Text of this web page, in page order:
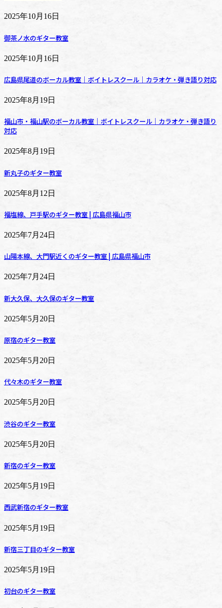
2025年10月16日
御茶ノ水のギター教室
2025年10月16日
広島県尾道のボーカル教室｜ボイトレスクール｜カラオケ・弾き語り対応
2025年8月19日
福山市・福山駅のボーカル教室｜ボイトレスクール｜カラオケ・弾き語り
対応
2025年8月19日
新丸子のギター教室
2025年8月12日
福塩線、戸手駅のギター教室 | 広島県福山市
2025年7月24日
山陽本線、大門駅近くのギター教室 | 広島県福山市
2025年7月24日
新大久保、大久保のギター教室
2025年5月20日
原宿のギター教室
2025年5月20日
代々木のギター教室
2025年5月20日
渋谷のギター教室
2025年5月20日
新宿のギター教室
2025年5月19日
西武新宿のギター教室
2025年5月19日
新宿三丁目のギター教室
2025年5月19日
初台のギター教室